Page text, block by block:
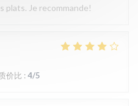
plats. Je recommande!
质价比 : 4/5